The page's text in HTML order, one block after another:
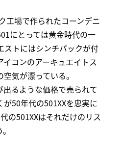
工場で作られたコーンデニ
にとっては黄金時代の一
ストにはシンチバックが付
コンのアーキュエイトス
気が漂っている。
るような価格で売られて
50年代の501XXを忠実に
の501XXはそれだけのリス